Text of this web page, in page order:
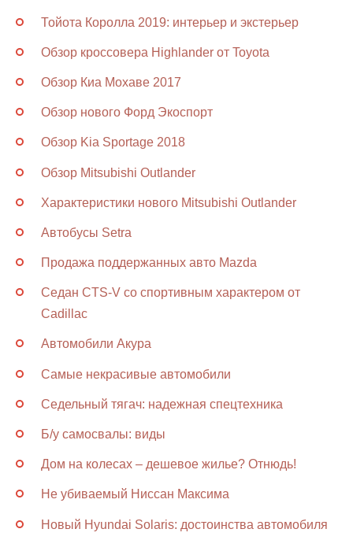
Тойота Королла 2019: интерьер и экстерьер
Обзор кроссовера Highlander от Toyota
Обзор Киа Мохаве 2017
Обзор нового Форд Экоспорт
Обзор Kia Sportage 2018
Обзор Mitsubishi Outlander
Характеристики нового Mitsubishi Outlander
Автобусы Setra
Продажа поддержанных авто Mazda
Седан CTS-V со спортивным характером от
Cadillac
Автомобили Акура
Самые некрасивые автомобили
Седельный тягач: надежная спецтехника
Б/у самосвалы: виды
Дом на колесах – дешевое жилье? Отнюдь!
Не убиваемый Ниссан Максима
Новый Hyundai Solaris: достоинства автомобиля